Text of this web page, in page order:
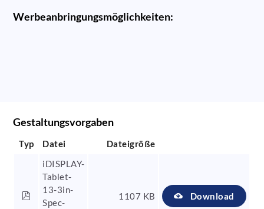
Werbeanbringungsmöglichkeiten:
Gestaltungsvorgaben
Typ Datei
Dateigröße
iDISPLAY-
Tablet-
13-3in-
Spec-
1107 KB Download